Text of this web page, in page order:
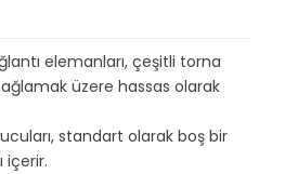
elemanları, çeşitli torna
üzere hassas olarak
standart olarak boş bir
içerir.